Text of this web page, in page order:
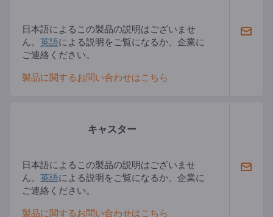
日本語によるこの製品の説明はございませ
ん。 英語による説明をご覧になるか、企業に
ご連絡ください。
製品に関するお問い合わせはこちら
キャスター
日本語によるこの製品の説明はございませ
ん。 英語による説明をご覧になるか、企業に
ご連絡ください。
製品に関するお問い合わせはこちら